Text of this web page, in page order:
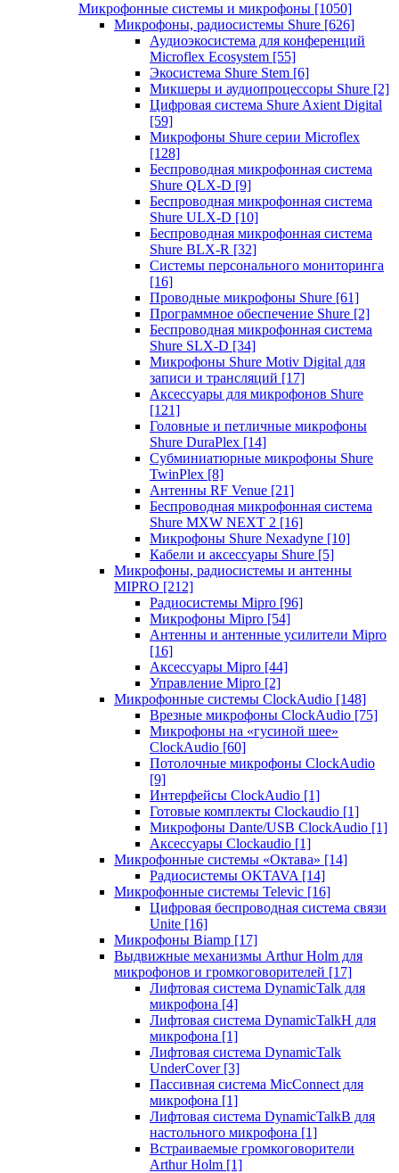
Микрофонные системы и микрофоны [1050]
Микрофоны, радиосистемы Shure [626]
Аудиоэкосистема для конференций
Microflex Ecosystem [55]
Экосистема Shure Stem [6]
Микшеры и аудиопроцессоры Shure [2]
Цифровая система Shure Axient Digital
[59]
Микрофоны Shure серии Microflex
[128]
Беспроводная микрофонная система
Shure QLX-D [9]
Беспроводная микрофонная система
Shure ULX-D [10]
Беспроводная микрофонная система
Shure BLX-R [32]
Системы персонального мониторинга
[16]
Проводные микрофоны Shure [61]
Программное обеспечение Shure [2]
Беспроводная микрофонная система
Shure SLX-D [34]
Микрофоны Shure Motiv Digital для
записи и трансляций [17]
Аксессуары для микрофонов Shure
[121]
Головные и петличные микрофоны
Shure DuraPlex [14]
Субминиатюрные микрофоны Shure
TwinPlex [8]
Антенны RF Venue [21]
Беспроводная микрофонная система
Shure MXW NEXT 2 [16]
Микрофоны Shure Nexadyne [10]
Кабели и аксессуары Shure [5]
Микрофоны, радиосистемы и антенны
MIPRO [212]
Радиосистемы Mipro [96]
Микрофоны Mipro [54]
Антенны и антенные усилители Mipro
[16]
Аксессуары Mipro [44]
Управление Mipro [2]
Микрофонные системы ClockAudio [148]
Врезные микрофоны ClockAudio [75]
Микрофоны на «гусиной шее»
ClockAudio [60]
Потолочные микрофоны ClockAudio
[9]
Интерфейсы ClockAudio [1]
Готовые комплекты Clockaudio [1]
Микрофоны Dante/USB ClockAudio [1]
Аксессуары Clockaudio [1]
Микрофонные системы «Октава» [14]
Радиосистемы OKTAVA [14]
Микрофонные системы Televic [16]
Цифровая беспроводная система связи
Unite [16]
Микрофоны Biamp [17]
Выдвижные механизмы Arthur Holm для
микрофонов и громкоговорителей [17]
Лифтовая система DynamicTalk для
микрофона [4]
Лифтовая система DynamicTalkH для
микрофона [1]
Лифтовая система DynamicTalk
UnderCover [3]
Пассивная система MicConnect для
микрофона [1]
Лифтовая система DynamicTalkB для
настольного микрофона [1]
Встраиваемые громкоговорители
Arthur Holm [1]